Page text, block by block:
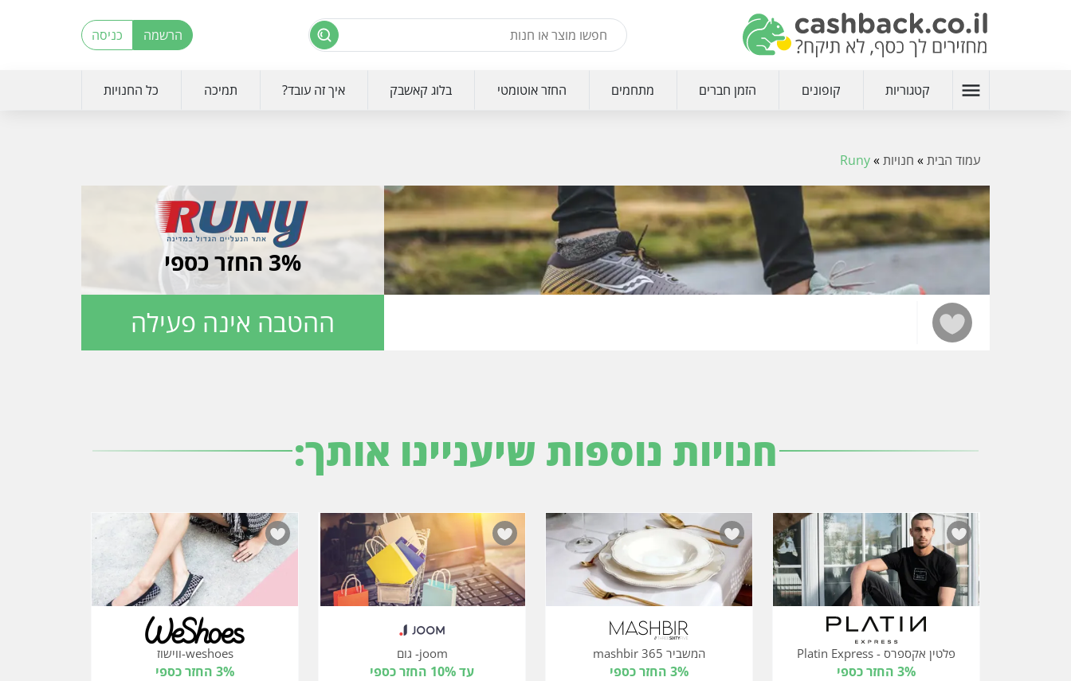
הרשמה כניסה
menu קטגוריות קופונים הזמן חברים מתחמים החזר אוטומטי בלוג קאשבק איך זה עובד? תמיכה כל החנויות
עמוד הבית» חנויות»
Runy
3% החזר כספי
ההטבה אינה פעילה
חנויות נוספות שיעניינו אותך:
פלטין אקספרס - Platin Express
3% החזר כספי
המשביר 365 mashbir
3% החזר כספי
joom- גום
עד 10% החזר כספי
weshoes-ווישוז
3% החזר כספי